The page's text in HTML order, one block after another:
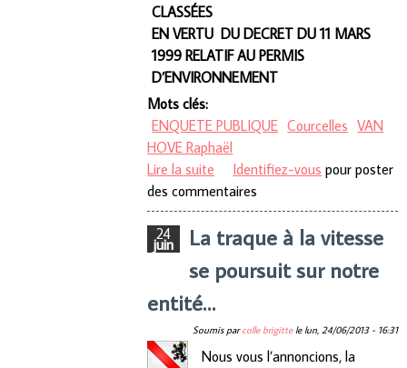
CLASSÉES
EN VERTU DU DECRET DU 11 MARS
1999 RELATIF AU PERMIS
D’ENVIRONNEMENT
Mots clés:
ENQUETE PUBLIQUE Courcelles VAN
HOVE Raphaël
Lire la suite de ENQUETE PUBLIQUE
Identifiez-vous pour poster
des commentaires
24
juin
La traque à la vitesse
se poursuit sur notre
entité…
Soumis parcolle brigittelelun, 24/06/2013 - 16:31
Nous vous l’annoncions, la